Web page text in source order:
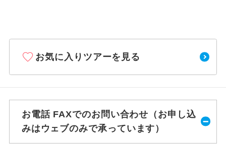
お気に入りツアーを見る
お電話 FAXでのお問い合わせ（お申し込
みはウェブのみで承っています）